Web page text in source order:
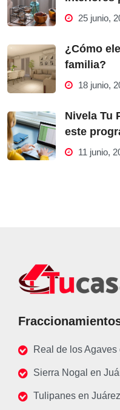
25 junio,
¿Cómo
familia?
18 junio,
Nivela Tu
este
11 junio,
Real de los
Sierra Nogal en
Tulipanes en Juárez